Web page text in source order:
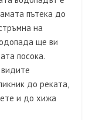
пътека до
на
ще ви
посока.
до реката,
и до хижа